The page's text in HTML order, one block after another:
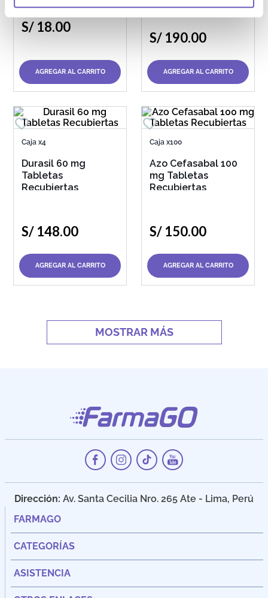
S/ 18.00
AGREGAR AL CARRITO
S/ 190.00
AGREGAR AL CARRITO
Caja x4
Durasil 60 mg
Tabletas
Recubiertas
S/ 148.00
AGREGAR AL CARRITO
Caja x100
Azo Cefasabal 100
mg Tabletas
Recubiertas
S/ 150.00
AGREGAR AL CARRITO
MOSTRAR MÁS
Dirección: Av. Santa Cecilia Nro. 265 Ate - Lima, Perú
FARMAGO
CATEGORÍAS
ASISTENCIA